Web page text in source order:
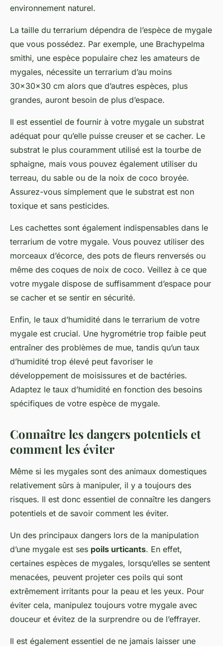
environnement naturel.
La taille du terrarium dépendra de l’espèce de mygale
que vous possédez. Par exemple, une Brachypelma
smithi, une espèce populaire chez les amateurs de
mygales, nécessite un terrarium d’au moins
30x30x30 cm alors que d’autres espèces, plus
grandes, auront besoin de plus d’espace.
Il est essentiel de fournir à votre mygale un substrat
adéquat pour qu’elle puisse creuser et se cacher. Le
substrat le plus couramment utilisé est la tourbe de
sphaigne, mais vous pouvez également utiliser du
terreau, du sable ou de la noix de coco broyée.
Assurez-vous simplement que le substrat est non
toxique et sans pesticides.
Les cachettes sont également indispensables dans le
terrarium de votre mygale. Vous pouvez utiliser des
morceaux d’écorce, des pots de fleurs renversés ou
même des coques de noix de coco. Veillez à ce que
votre mygale dispose de suffisamment d’espace pour
se cacher et se sentir en sécurité.
Enfin, le taux d’humidité dans le terrarium de votre
mygale est crucial. Une hygrométrie trop faible peut
entraîner des problèmes de mue, tandis qu’un taux
d’humidité trop élevé peut favoriser le
développement de moisissures et de bactéries.
Adaptez le taux d’humidité en fonction des besoins
spécifiques de votre espèce de mygale.
Connaître les dangers potentiels et
comment les éviter
Même si les mygales sont des animaux domestiques
relativement sûrs à manipuler, il y a toujours des
risques. Il est donc essentiel de connaître les dangers
potentiels et de savoir comment les éviter.
Un des principaux dangers lors de la manipulation
d’une mygale est ses poils urticants. En effet,
certaines espèces de mygales, lorsqu’elles se sentent
menacées, peuvent projeter ces poils qui sont
extrêmement irritants pour la peau et les yeux. Pour
éviter cela, manipulez toujours votre mygale avec
douceur et évitez de la surprendre ou de l’effrayer.
Il est également essentiel de ne jamais laisser une